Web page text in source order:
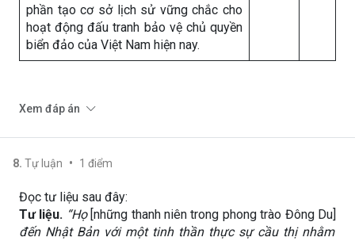
phần tạo cơ sở lịch sử vững chắc cho
hoạt động đấu tranh bảo vệ chủ quyền
biển đảo của Việt Nam hiện nay.
Xem đáp án
8. Tự luận • 1 điểm
Đọc tư liệu sau đây:
Tư liệu. “Họ [những thanh niên trong phong trào Đông Du]
đến Nhật Bản với một tinh thần thực sự cầu thị nhằm